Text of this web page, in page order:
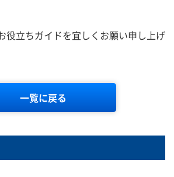
役立ちガイドを宜しくお願い申し上げ
一覧に戻る